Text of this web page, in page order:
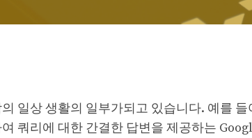
일상 생활의 일부가되고 있습니다. 예를
쿼리에 대한 간결한 답변을 제공하는